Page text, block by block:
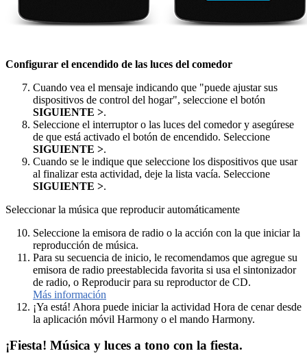
Configurar el encendido de las luces del comedor
Cuando vea el mensaje indicando que "puede ajustar sus
dispositivos de control del hogar", seleccione el botón
SIGUIENTE >.
Seleccione el interruptor o las luces del comedor y asegúrese
de que está activado el botón de encendido. Seleccione
SIGUIENTE >.
Cuando se le indique que seleccione los dispositivos que usar
al finalizar esta actividad, deje la lista vacía. Seleccione
SIGUIENTE >.
Seleccionar la música que reproducir automáticamente
Seleccione la emisora de radio o la acción con la que iniciar la
reproducción de música.
Para su secuencia de inicio, le recomendamos que agregue su
emisora de radio preestablecida favorita si usa el sintonizador
de radio, o Reproducir para su reproductor de CD.
Más información
¡Ya está! Ahora puede iniciar la actividad Hora de cenar desde
la aplicación móvil Harmony o el mando Harmony.
¡Fiesta! Música y luces a tono con la fiesta.